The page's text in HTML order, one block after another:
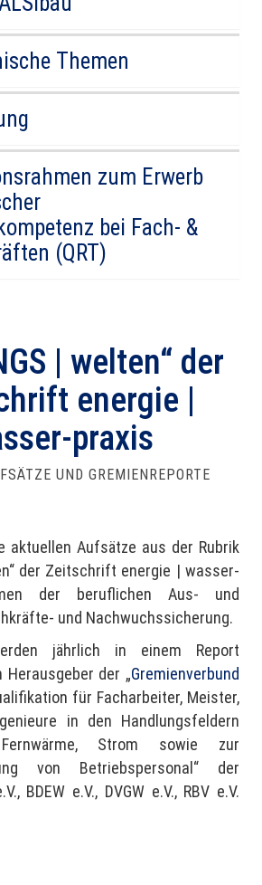
Themen
zum Erwerb
bei Fach- &
(QRT)
| welten“ der
energie |
praxis
UND GREMIENREPORTE
aktuellen Aufsätze aus der Rubrik
der Zeitschrift energie | wasser-
der beruflichen Aus- und
und Nachwuchssicherung.
jährlich in einem Report
Herausgeber der „Gremienverbund
für Facharbeiter, Meister,
in den Handlungsfeldern
Strom sowie zur
von Betriebspersonal“ der
BDEW e.V., DVGW e.V., RBV e.V.